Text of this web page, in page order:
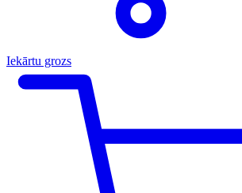
Iekārtu grozs